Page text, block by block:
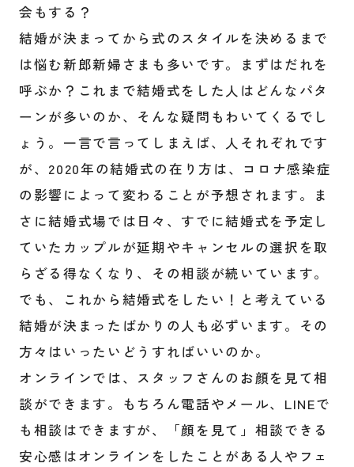
会もする？
結婚が決まってから式のスタイルを決めるまで
は悩む新郎新婦さまも多いです。まずはだれを
呼ぶか？これまで結婚式をした人はどんなパタ
ーンが多いのか、そんな疑問もわいてくるでし
ょう。一言で言ってしまえば、人それぞれです
が、2020年の結婚式の在り方は、コロナ感染症
の影響によって変わることが予想されます。ま
さに結婚式場では日々、すでに結婚式を予定し
ていたカップルが延期やキャンセルの選択を取
らざる得なくなり、その相談が続いています。
でも、これから結婚式をしたい！と考えている
結婚が決まったばかりの人も必ずいます。その
方々はいったいどうすればいいのか。
オンラインでは、スタッフさんのお顔を見て相
談ができます。もちろん電話やメール、LINEで
も相談はできますが、「顔を見て」相談できる
安心感はオンラインをしたことがある人やフェ